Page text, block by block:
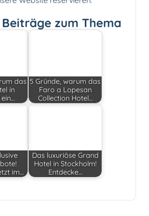
zum Thema
das
in
5 Gründe, warum das
Faro a Lopesan
Collection Hotel…
im…
Das luxuriöse Grand
Hotel in Stockholm!
Entdecke…